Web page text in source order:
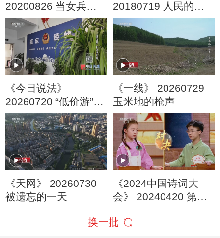
20200826 当女兵遇
上女教官
20180719 人民的胜
利·决战淮海——支前
民工“总动员”
《今日说法》
20260720 “低价游”的
隐秘圈套
《一线》 20260729
玉米地的枪声
《天网》 20260730
被遗忘的一天
《2024中国诗词大
会》 20240420 第七
换一批